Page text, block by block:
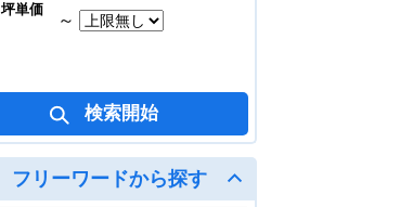
坪単価
～
フリーワードから探す